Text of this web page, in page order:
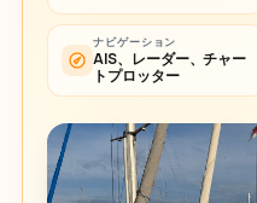
ナビゲーション
AIS、レーダー、チャー
トプロッター